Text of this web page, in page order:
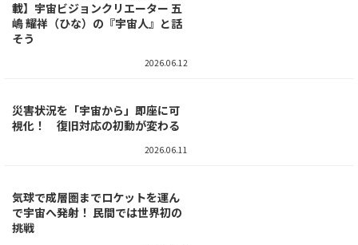
載】宇宙ビジョンクリエーター 五
嶋 耀祥（ひな）の『宇宙人』と話
そう